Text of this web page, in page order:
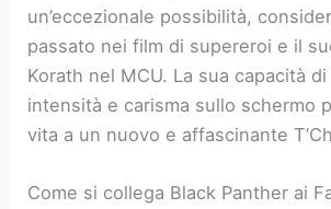
un’eccezionale possibilità,
passato nei film di supereroi e il
Korath nel MCU. La sua capacità
intensità e carisma sullo schermo
vita a un nuovo e affascinante
Come si collega Black Panther ai